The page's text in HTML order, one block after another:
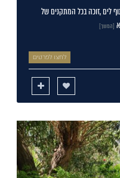
לים ,זוכה בכל המתקנים של
[המשך]
לחצו לפרטים